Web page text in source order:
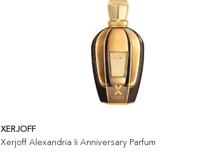
XERJOFF
Xerjoff Alexandria Ii Anniversary Parfum